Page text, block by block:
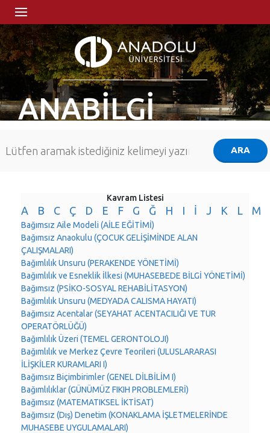
ANABİLGİ
Kavram Listesi
A B C Ç D E F G Ğ H I İ J K L M
Bağımsız Aile Modeli (AİLE EĞİTİMİ)
Bağımsız Anaokulu (ÇOCUK GELİŞİMİNDE ALAN
ÇALIŞMALARI)
Bağımlılık Unsuru (PERAKENDE YÖNETİMİ)
Bağımlılık ve Esneklik İlkesi (MUHASEBEDE BİLGİ YÖNETİMİ)
Bağımsız (PSİKO-SOSYAL REHABİLİTASYON)
Bağımlılık Unsuru (MEDYADA CALISMA HAYATI)
Bağımsız Acentalar (SEYAHAT ACENTACILIĞI VE TUR
OPERATÖRLÜĞÜ)
Bağımlılık Üzeri (TEMEL GERONTOLOJI)
Bağımlılık ve Merkez Çevre Teorileri (ULUSLARARASI
İLİŞKİLER KURAMLARI I)
Bağımsız Biçimbirimler (GENEL DİLBİLİM I)
Bağımlılıklar (GÜNÜMÜZ FIKIH PROBLEMLERİ)
Bağımsız (MATEMATIKSEL İKTİSAT)
Bağımsız (Dış) Denetim (KONAKLAMA İŞLETMELERİNDE
MUHASEBE UYGULAMALARI)